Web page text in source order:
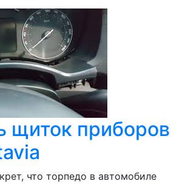
щиток приборов
что торпедо в автомобиле